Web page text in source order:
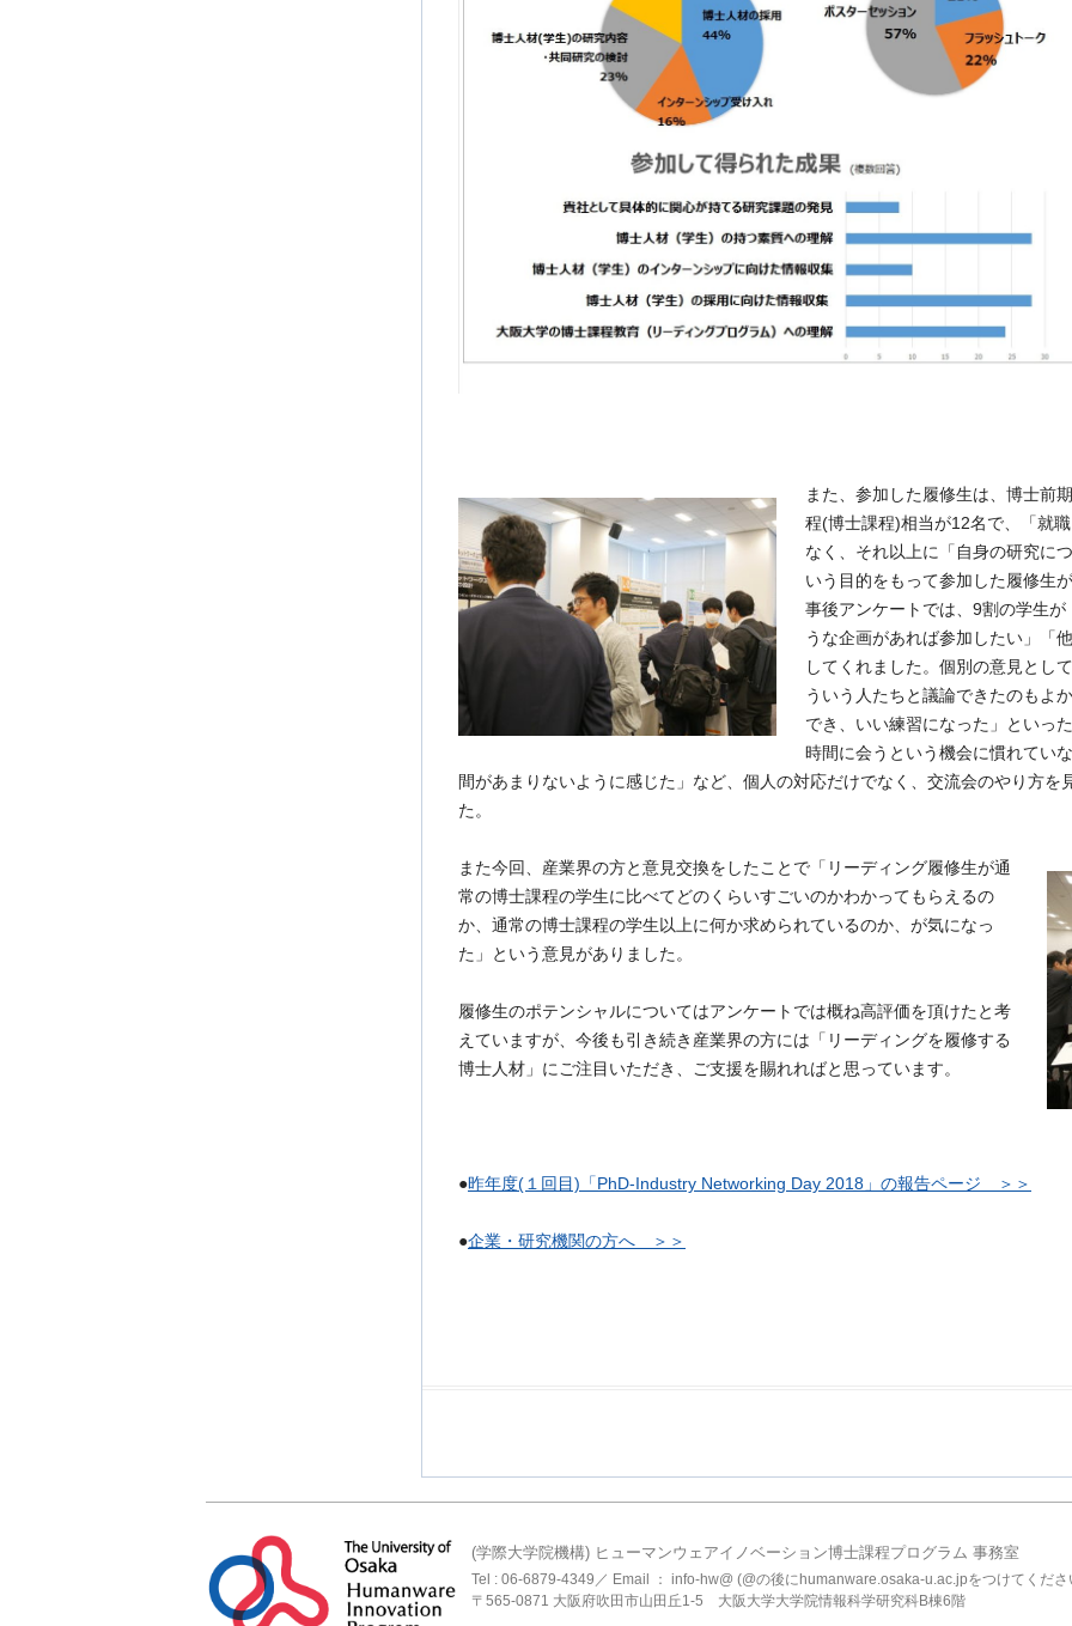
また、参加した履修生は、博士前
程(博士課程)相当が12名で、「就
なく、それ以上に「自身の研究に
いう目的をもって参加した履修生
事後アンケートでは、9割の学生
うな企画があれば参加したい」「
してくれました。個別の意見とし
ういう人たちと議論できたのもよ
でき、いい練習になった」といっ
時間に会うという機会に慣れてい
間があまりないように感じた」など、個 人の対応だけでなく、交流会のやり方
た。
また今回、産業界の方と意見交換をしたことで「リーディング履修生が通
常の博士課程の学生に比べてどのくらいすごいのかわかってもらえるの
か、通常の博士課程の学生以上に何か求められているのか、が気になっ
た」という意見がありました。
履修生のポテンシャルについてはアンケートでは概ね高評価を頂けたと考
えていますが、今後も引き続き産業界の方には「リーディングを履修する
博士人材」にご注目いただき、ご支援を賜れればと思っています。
●昨年度(１回目)「PhD-Industry Networking Day 2018」の報告ページ ＞＞
●企業・研究機関の方へ ＞＞
(学際大学院機構) ヒューマンウェアイノベーション博士課程プログラム 事務室
Tel : 06-6879-4349／ Email ： info-hw@ (@の後にhumanware.osaka-u.ac.jpをつけてくださ
〒565-0871 大阪府吹田市山田丘1-5 大阪大学大学院情報科学研究科B棟6階